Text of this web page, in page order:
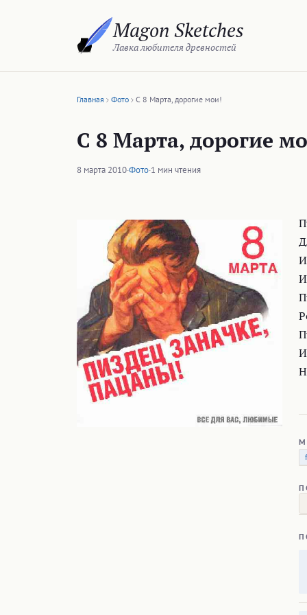
Magon Sketches
Лавка любителя древностей
Главная Фото С 8 Марта, дорогие мои!
С 8 Марта, дорогие
8 марта 2010·Фото·1 мин чтения